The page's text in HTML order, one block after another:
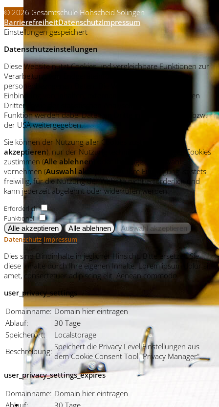
© 2026 Gesamtschule Höhscheid Solingen
BarrierefreiheitDatenschutzImpressum
Einstellungen gespeichert
Datenschutzeinstellungen
Diese Website nutzt Cookies und vergleichbare Funktionen zur
Verarbeitung von Endgeräteinformationen und
personenbezogenen Daten. Die Verarbeitung dient der
Einbindung von Inhalten, externen Diensten und Elementen
Dritter sowie der statistischen Analyse/Messung. Je nach
Funktion werden dabei Daten an Dritte innerhalb der EU bzw.
der USA weitergegeben.
Sie können der Nutzung aller Cookies zustimmen (
akzeptieren), nur der Nutzung technisch notwendiger Cookies
zustimmen (Alle ablehnen) oder Ihre eigene Auswahl
vornehmen (Auswahl akzeptieren
). Ihre Einwilligung ist stets
freiwillig, für die Nutzung der Website nicht erforderlich und
kann jederzeit abgelehnt oder widerrufen werden.
Erforderlich
Funktionell
Datenschutz Impressum
Dies sind Blindinhalte in jeglicher Hinsicht. Bitte ersetzen Sie
diese Inhalte durch Ihre eigenen Inhalte. Lorem ipsum dolor sit
amet, consectetuer adipiscing elit. Aenean commodo.
user_privacy_settings
Domainname: Domain hier eintragen
Ablauf:
30 Tage
Speicherort:
Localstorage
Beschreibung: Speichert die Privacy Level Einstellungen aus
dem Cookie Consent Tool "Privacy Manager".
user_privacy_settings_expires
Domainname: Domain hier eintragen
Ablauf:
30 Tage